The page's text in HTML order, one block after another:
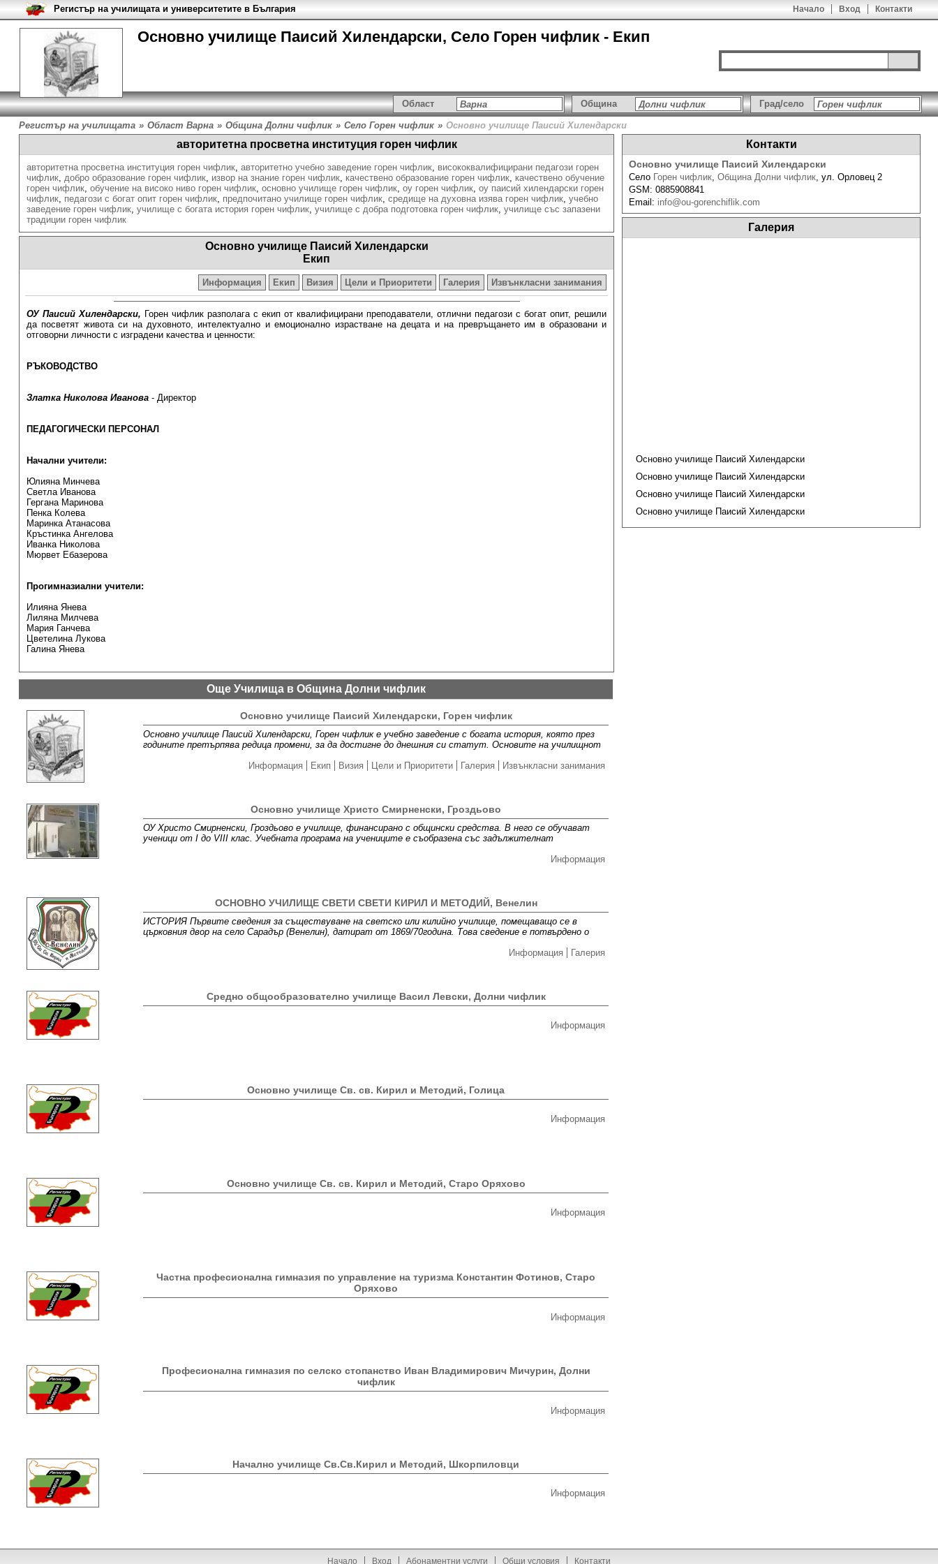
Основно училище Паисий Хилендарски, Село Горен чифлик - Екип
Начало Вход Контакти
Регистър на училищата и университетите в България
Област Община Град/село
Регистър на училищата » Област Варна » Община Долни чифлик » Село Горен чифлик » Основно училище Паисий Хилендарски
авторитетна просветна институция горен чифлик
авторитетна просветна институция горен чифлик, авторитетно учебно заведение горен чифлик, висококвалифицирани педагози горен
чифлик, добро образование горен чифлик, извор на знание горен чифлик, качествено образование горен чифлик, качествено обучение
горен чифлик, обучение на високо ниво горен чифлик, основно училище горен чифлик, оу горен чифлик, оу паисий хилендарски горен
чифлик, педагози с богат опит горен чифлик, предпочитано училище горен чифлик, средище на духовна изява горен чифлик, учебно
заведение горен чифлик, училище с богата история горен чифлик, училище с добра подготовка горен чифлик, училище със запазени
традиции горен чифлик
Основно училище Паисий Хилендарски
Екип
Информация Екип Визия Цели и Приоритети Галерия Извънкласни занимания
ОУ Паисий Хилендарски, Горен чифлик разполага с екип от квалифицирани преподаватели, отлични педагози с богат опит, решили
да посветят живота си на духовното, интелектуално и емоционално израстване на децата и на превръщането им в образовани и
отговорни личности с изградени качества и ценности:
РЪКОВОДСТВО
Златка Николова Иванова- Директор
ПЕДАГОГИЧЕСКИ ПЕРСОНАЛ
Начални учители:
Юлияна Минчева
Светла Иванова
Гергана Маринова
Пенка Колева
Маринка Атанасова
Кръстинка Ангелова
Иванка Николова
Мюрвет Ебазерова
Прогимназиални учители:
Илияна Янева
Лиляна Милчева
Мария Ганчева
Цветелина Лукова
Галина Янева
Контакти
Основно училище Паисий Хилендарски
Село Горен чифлик, Община Долни чифлик, ул. Орловец 2
GSM: 0885908841
Email: info@ou-gorenchiflik.com
Галерия
Основно училище Паисий Хилендарски
Основно училище Паисий Хилендарски
Основно училище Паисий Хилендарски
Основно училище Паисий Хилендарски
Още Училища в Община Долни чифлик
Основно училище Паисий Хилендарски, Горен чифлик
Основно училище Паисий Хилендарски, Горен чифлик е учебно заведение с богата история, която през
годините претърпява редица промени, за да достигне до днешния си статут. Основите на училищнот
Информация
Екип Визия Цели и Приоритети Галерия Извънкласни занимания
Основно училище Христо Смирненски, Гроздьово
ОУ Христо Смирненски, Гроздьово е училище, финансирано с общински средства. В него се обучават
ученици от I до VIII клас. Учебната програма на учениците е съобразена със задължителнат
Информация
ОСНОВНО УЧИЛИЩЕ СВЕТИ СВЕТИ КИРИЛ И МЕТОДИЙ, Венелин
ИСТОРИЯ Първите сведения за съществуване на светско или килийно училище, помещаващо се в
църковния двор на село Сарадър (Венелин), датират от 1869/70година. Това сведение е потвърдено о
Информация
Галерия
Средно общообразователно училище Васил Левски, Долни чифлик
Информация
Основно училище Св. св. Кирил и Методий, Голица
Информация
Основно училище Св. св. Кирил и Методий, Старо Оряхово
Информация
Частна професионална гимназия по управление на туризма Константин Фотинов, Старо
Оряхово
Информация
Професионална гимназия по селско стопанствo Иван Владимирович Мичурин, Долни
чифлик
Информация
Начално училище Св.Св.Кирил и Методий, Шкорпиловци
Информация
Начало Вход Абонаментни услуги Общи условия Контакти